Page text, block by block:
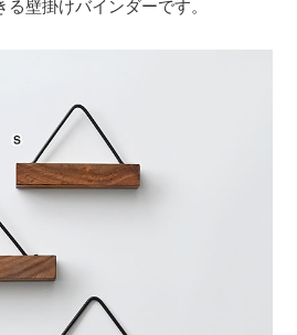
壁掛けバインダーです。